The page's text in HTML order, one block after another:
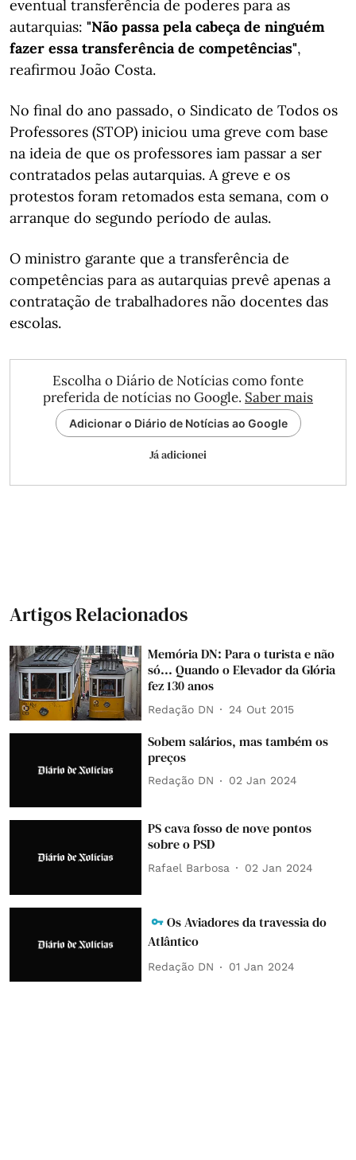
eventual transferência de poderes para as
autarquias: "Não passa pela cabeça de ninguém
fazer essa transferência de competências",
reafirmou João Costa.
No final do ano passado, o Sindicato de Todos os
Professores (STOP) iniciou uma greve com base
na ideia de que os professores iam passar a ser
contratados pelas autarquias. A greve e os
protestos foram retomados esta semana, com o
arranque do segundo período de aulas.
O ministro garante que a transferência de
competências para as autarquias prevê apenas a
contratação de trabalhadores não docentes das
escolas.
Escolha o Diário de Notícias como fonte
preferida de notícias no Google. Saber mais
Adicionar o Diário de Notícias ao Google
Já adicionei
Artigos Relacionados
Memória DN: Para o turista e não
só... Quando o Elevador da Glória
fez 130 anos
Redação DN 24 Out 2015
Sobem salários, mas também os
preços
Redação DN 02 Jan 2024
PS cava fosso de nove pontos
sobre o PSD
Rafael Barbosa 02 Jan 2024
Os Aviadores da travessia do
Atlântico
Redação DN 01 Jan 2024